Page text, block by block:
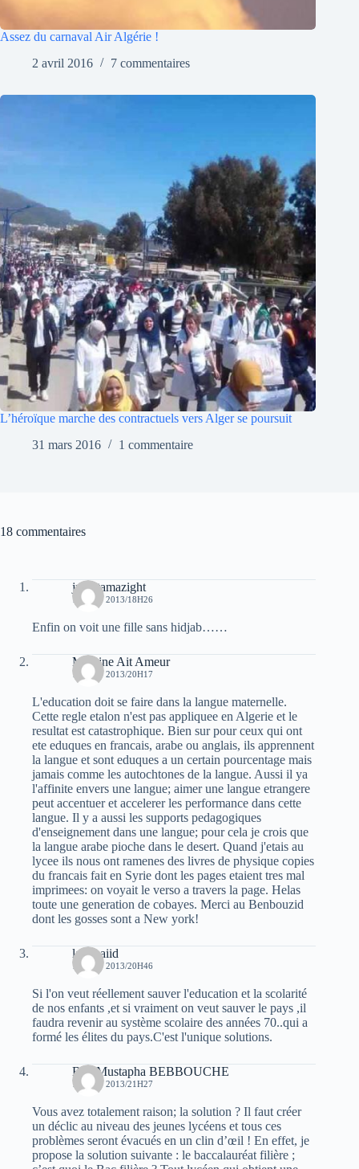
Assez du carnaval Air Algérie !
2 avril 2016
7 commentaires
L’héroïque marche des contractuels vers Alger se poursuit
31 mars 2016
1 commentaire
18 commentaires
juba tamazight
14 JUIN 2013/18H26
Enfin on voit une fille sans hidjab……
Massine Ait Ameur
14 JUIN 2013/20H17
L'education doit se faire dans la langue maternelle.
Cette regle etalon n'est pas appliquee en Algerie et le
resultat est catastrophique. Bien sur pour ceux qui ont
ete eduques en francais, arabe ou anglais, ils apprennent
la langue et sont eduques a un certain pourcentage mais
jamais comme les autochtones de la langue. Aussi il ya
l'affinite envers une langue; aimer une langue etrangere
peut accentuer et accelerer les performance dans cette
langue. Il y a aussi les supports pedagogiques
d'enseignement dans une langue; pour cela je crois que
la langue arabe pioche dans le desert. Quand j'etais au
lycee ils nous ont ramenes des livres de physique copies
du francais fait en Syrie dont les pages etaient tres mal
imprimees: on voyait le verso a travers la page. Helas
toute une generation de cobayes. Merci au Benbouzid
dont les gosses sont a New york!
laid baiid
14 JUIN 2013/20H46
Si l'on veut réellement sauver l'education et la scolarité
de nos enfants ,et si vraiment on veut sauver le pays ,il
faudra revenir au système scolaire des années 70..qui a
formé les élites du pays.C'est l'unique solutions.
Bey Mustapha BEBBOUCHE
14 JUIN 2013/21H27
Vous avez totalement raison; la solution ? Il faut créer
un déclic au niveau des jeunes lycéens et tous ces
problèmes seront évacués en un clin d’œil ! En effet, je
propose la solution suivante : le baccalauréat filière ;